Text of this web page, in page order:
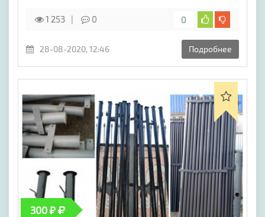
1 253 0 0
28-08-2020, 12:46 Подробнее
300 ₽